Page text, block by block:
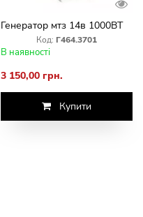
Генератор мтз 14в 1000ВТ
Код: Г464.3701
В наявності
3 150,00 грн.
Купити